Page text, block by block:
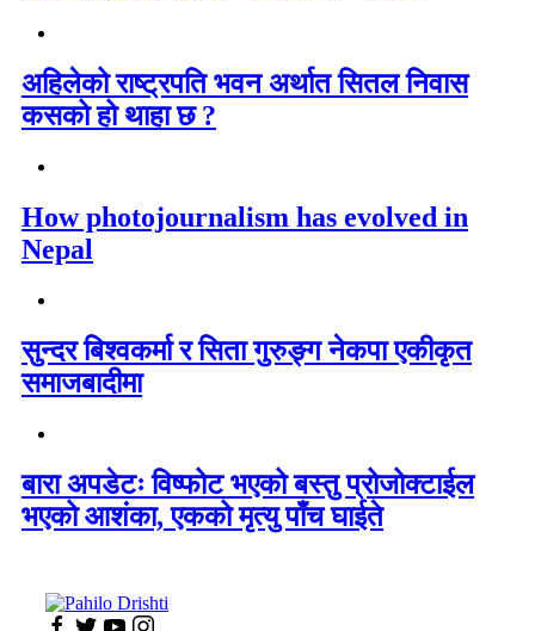
अहिलेको राष्ट्रपति भवन अर्थात सितल निवास
कसको हो थाहा छ ?
How photojournalism has evolved in
Nepal
सुन्दर बिश्वकर्मा र सिता गुरुङ्ग नेकपा एकीकृत
समाजबादीमा
बारा अपडेटः विष्फोट भएको बस्तु प्रोजोक्टाईल
भएको आशंका, एकको मृत्यु पाँच घाईते